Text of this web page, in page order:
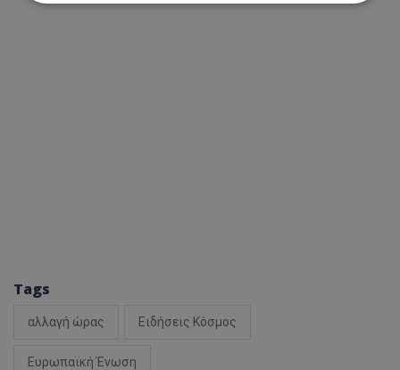
Tags
αλλαγή ώρας Ειδήσεις Κόσμος
Ευρωπαϊκή Ένωση